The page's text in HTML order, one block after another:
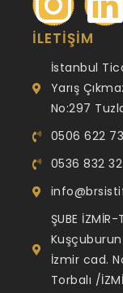
İLETIŞIM
İstanbul
Yarış
No:297
0506 622
0536 832
ŞUBE İZMİR-
Kuşçuburun
İzmir cad.
Torbalı /